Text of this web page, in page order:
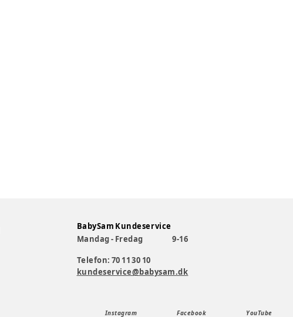
BabySam Kundeservice
Mandag - Fredag
9-16
Telefon: 70 11 30 10
kundeservice@babysam.dk
Instagram Facebook YouTube